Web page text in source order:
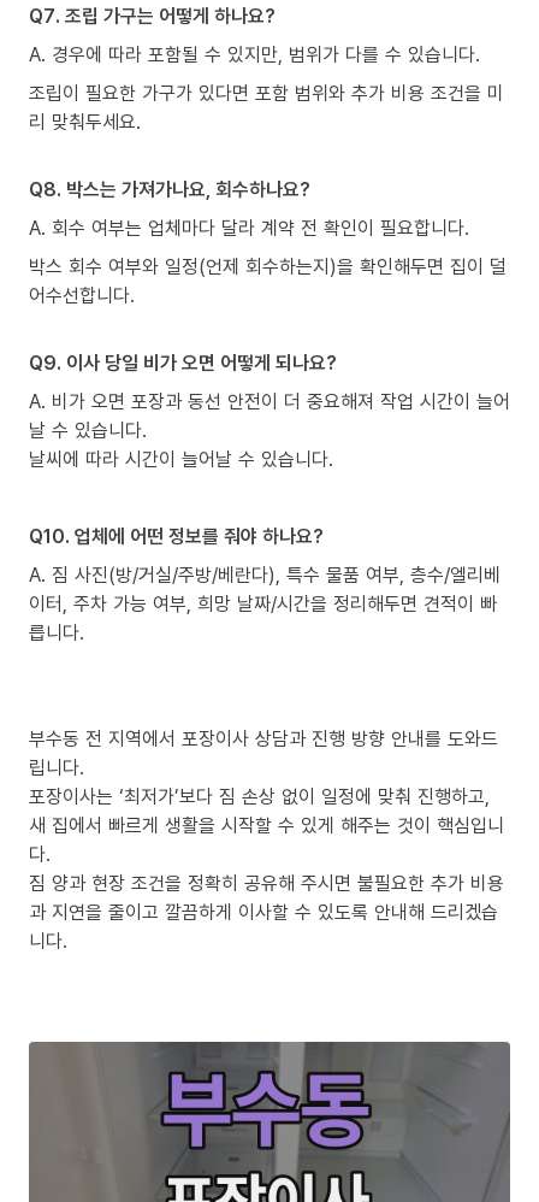
Q7. 조립 가구는 어떻게 하나요?
A. 경우에 따라 포함될 수 있지만, 범위가 다를 수 있습니다.
조립이 필요한 가구가 있다면 포함 범위와 추가 비용 조건을 미
리 맞춰두세요.
Q8. 박스는 가져가나요, 회수하나요?
A. 회수 여부는 업체마다 달라 계약 전 확인이 필요합니다.
박스 회수 여부와 일정(언제 회수하는지)을 확인해두면 집이 덜
어수선합니다.
Q9. 이사 당일 비가 오면 어떻게 되나요?
A. 비가 오면 포장과 동선 안전이 더 중요해져 작업 시간이 늘어
날 수 있습니다.
날씨에 따라 시간이 늘어날 수 있습니다.
Q10. 업체에 어떤 정보를 줘야 하나요?
A. 짐 사진(방/거실/주방/베란다), 특수 물품 여부, 층수/엘리베
이터, 주차 가능 여부, 희망 날짜/시간을 정리해두면 견적이 빠
릅니다.
부수동 전 지역에서 포장이사 상담과 진행 방향 안내를 도와드
립니다.
포장이사는 ‘최저가’보다 짐 손상 없이 일정에 맞춰 진행하고,
새 집에서 빠르게 생활을 시작할 수 있게 해주는 것이 핵심입니
다.
짐 양과 현장 조건을 정확히 공유해 주시면 불필요한 추가 비용
과 지연을 줄이고 깔끔하게 이사할 수 있도록 안내해 드리겠습
니다.